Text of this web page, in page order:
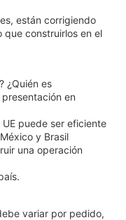
están corrigiendo
construirlos en el
¿Quién es
en
puede ser eficiente
y Brasil
una operación
variar por pedido,